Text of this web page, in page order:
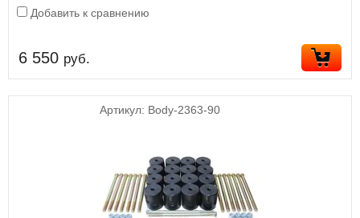
Добавить к сравнению
6 550 руб.
Артикул: Body-2363-90